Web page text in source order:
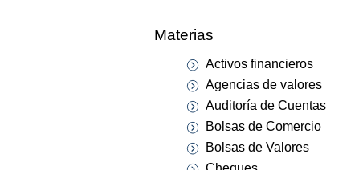
Materias
Activos financieros
Agencias de valores
Auditoría de Cuentas
Bolsas de Comercio
Bolsas de Valores